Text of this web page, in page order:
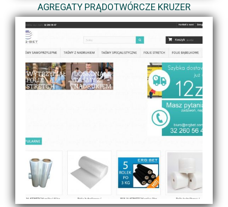
AGREGATY PRĄDOTWÓRCZE KRUZER